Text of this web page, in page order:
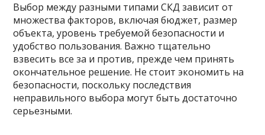
Выбор между разными типами СКД зависит от
множества факторов, включая бюджет, размер
объекта, уровень требуемой безопасности и
удобство пользования. Важно тщательно
взвесить все за и против, прежде чем принять
окончательное решение. Не стоит экономить на
безопасности, поскольку последствия
неправильного выбора могут быть достаточно
серьезными.